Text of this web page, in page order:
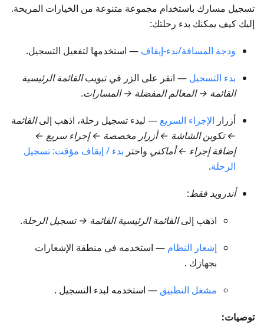
تسجيل مسارك باستخدام مجموعة متنوعة من الخيارات المريحة.
إليك كيف يمكنك بدء رحلتك:
ودجة المسافة/بدء-إيقاف — استخدمها لتفعيل التسجيل.
بدء التسجيل — انقر على الزر في تبويبالقائمة الرئيسية
القائمة → المعالم المفضلة → المسارات.
أزرار الإجراء السريع — لبدء تسجيل رحلة، اذهب إلىالقائمة
← تكوين الشاشة ← أزرار مخصصة ← إجراء سريع ←
إضافة إجراء ← أماكني واختر بدء / إيقاف مؤقت: تسجيل
الرحلة.
أندرويد فقط:
اذهب إلىالقائمة الرئيسيةالقائمة → تسجيل الرحلة.
إشعار النظام — استخدمه في منطقة الإشعارات
بجهازك .
مشغل التطبيق — استخدمه لبدء التسجيل .
توصيات: